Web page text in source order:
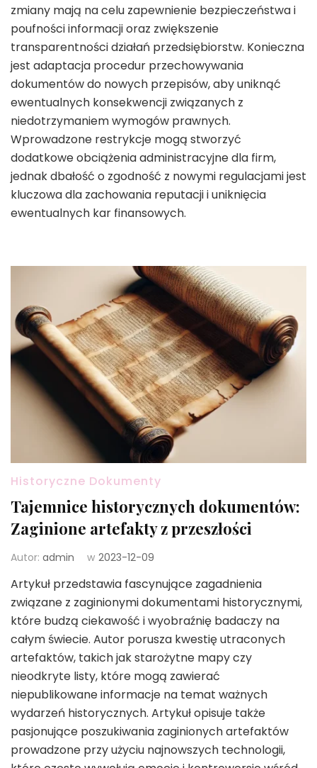
zmiany mają na celu zapewnienie bezpieczeństwa i
poufności informacji oraz zwiększenie
transparentności działań przedsiębiorstw. Konieczna
jest adaptacja procedur przechowywania
dokumentów do nowych przepisów, aby uniknąć
ewentualnych konsekwencji związanych z
niedotrzymaniem wymogów prawnych.
Wprowadzone restrykcje mogą stworzyć
dodatkowe obciążenia administracyjne dla firm,
jednak dbałość o zgodność z nowymi regulacjami jest
kluczowa dla zachowania reputacji i uniknięcia
ewentualnych kar finansowych.
Historyczne Dokumenty
Tajemnice historycznych dokumentów:
Zaginione artefakty z przeszłości
Autor: admin w 2023-12-09
Artykuł przedstawia fascynujące zagadnienia
związane z zaginionymi dokumentami historycznymi,
które budzą ciekawość i wyobraźnię badaczy na
całym świecie. Autor porusza kwestię utraconych
artefaktów, takich jak starożytne mapy czy
nieodkryte listy, które mogą zawierać
niepublikowane informacje na temat ważnych
wydarzeń historycznych. Artykuł opisuje także
pasjonujące poszukiwania zaginionych artefaktów
prowadzone przy użyciu najnowszych technologii,